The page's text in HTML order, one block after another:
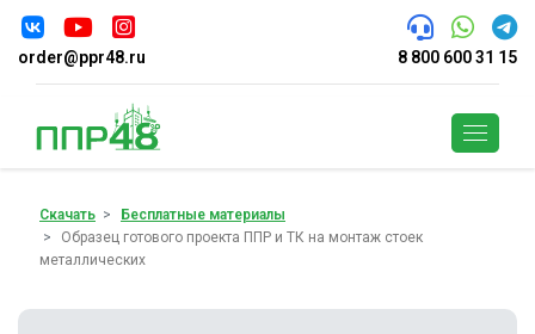
order@ppr48.ru 8 800 600 31 15
Скачать
Бесплатные материалы
Образец готового проекта ППР и ТК на монтаж стоек
металлических